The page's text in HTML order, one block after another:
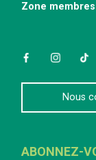
Zone
FacebookInstagram
Nous
ABONNEZ-